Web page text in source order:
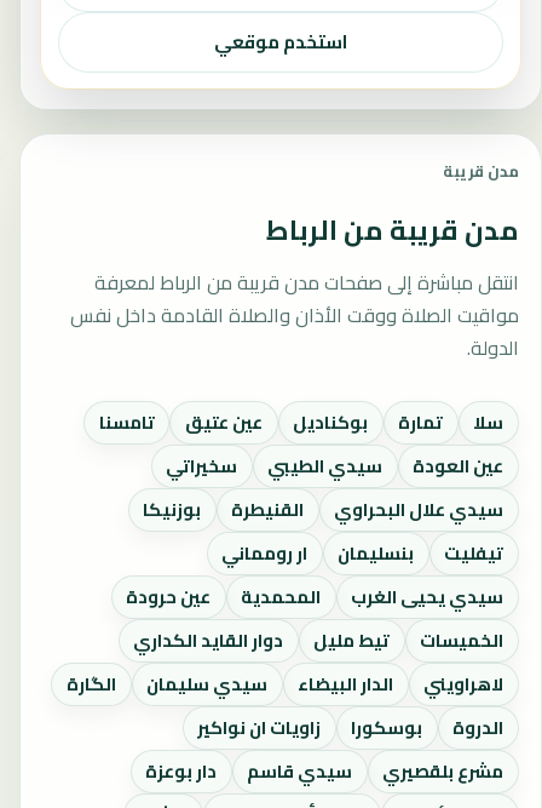
استخدم موقعي
مدن قريبة
مدن قريبة من الرباط
انتقل مباشرة إلى صفحات مدن قريبة من الرباط لمعرفة
مواقيت الصلاة ووقت الأذان والصلاة القادمة داخل نفس
الدولة.
سلا تمارة بوكناديل عين عتيق
تامسنا
عين العودة
سيدي الطيبي
سخيراتي
سيدي علال البحراوي
القنيطرة
بوزنيكا
تيفليت
بنسليمان
ار رومماني
سيدي يحيى الغرب
المحمدية
عين حرودة
الخميسات
تيط مليل
دوار القايد الكداري
لاهراويني
الدار البيضاء سيدي سليمان
الگارة
الدروة
بوسكورا
زاويات ان نواكير
مشرع بلقصيري
سيدي قاسم
دار بوعزة